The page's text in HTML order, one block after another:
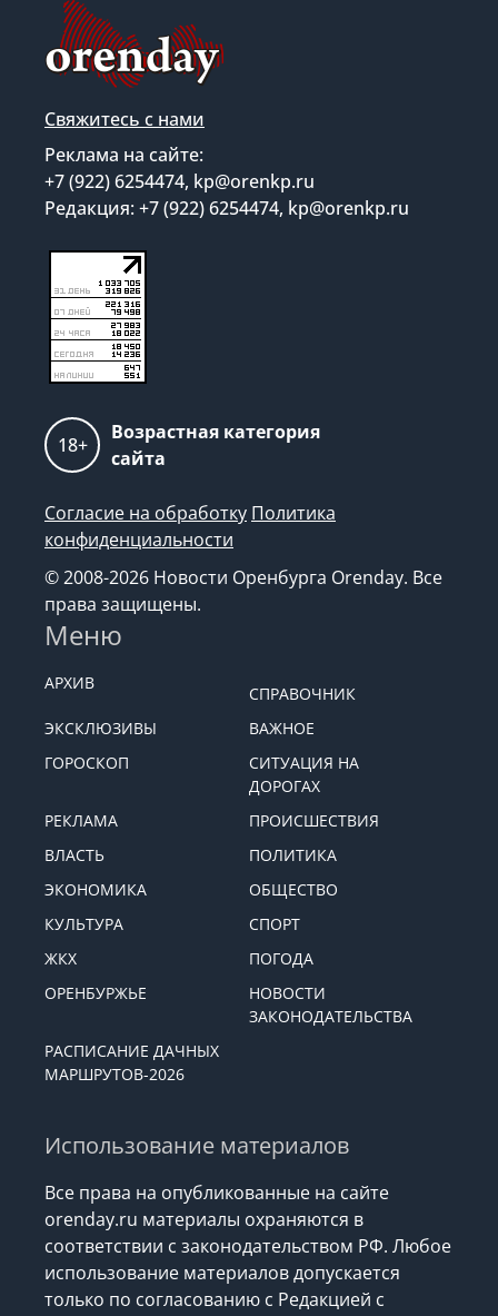
Свяжитесь с нами
Реклама на сайте:
+7 (922) 6254474, kp@orenkp.ru
Редакция: +7 (922) 6254474, kp@orenkp.ru
18+
Возрастная категория
сайта
Согласие на обработку Политика
конфиденциальности
© 2008-2026 Новости Оренбурга Orenday. Все
права защищены.
Меню
АРХИВ
СПРАВОЧНИК
ЭКСКЛЮЗИВЫ
ВАЖНОЕ
ГОРОСКОП
СИТУАЦИЯ НА
ДОРОГАХ
РЕКЛАМА
ПРОИСШЕСТВИЯ
ВЛАСТЬ
ПОЛИТИКА
ЭКОНОМИКА
ОБЩЕСТВО
КУЛЬТУРА
СПОРТ
ЖКХ
ПОГОДА
ОРЕНБУРЖЬЕ
НОВОСТИ
ЗАКОНОДАТЕЛЬСТВА
РАСПИСАНИЕ ДАЧНЫХ
МАРШРУТОВ-2026
Использование материалов
Все права на опубликованные на сайте
orenday.ru материалы охраняются в
соответствии с законодательством РФ. Любое
использование материалов допускается
только по согласованию с Редакцией с